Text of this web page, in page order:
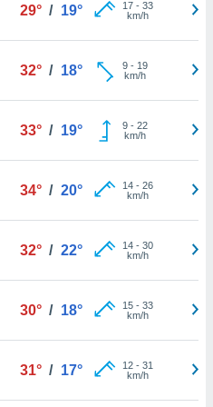
29° / 19° 17- 33
km/h
32° / 18° 9- 19
km/h
33° / 19° 9- 22
km/h
34° / 20° 14- 26
km/h
32° / 22° 14- 30
km/h
30° / 18° 15- 33
km/h
31° / 17° 12- 31
km/h